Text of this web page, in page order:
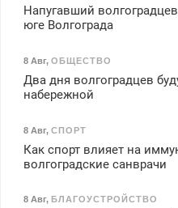
Напугавший
юге Волгограда
8 Авг, ОБЩЕСТВО
Два дня волгоградцев
набережной
8 Авг, СПОРТ
Как спорт влияет на
волгоградские санврачи
8 Авг, БЛАГОУСТРОЙСТВО